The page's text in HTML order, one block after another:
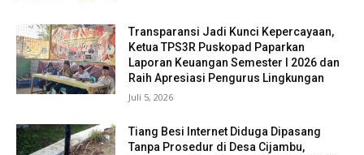
Transparansi Jadi Kunci Kepercayaan,
Ketua TPS3R Puskopad Paparkan
Laporan Keuangan Semester I 2026 dan
Raih Apresiasi Pengurus Lingkungan
Juli 5, 2026
Tiang Besi Internet Diduga Dipasang
Tanpa Prosedur di Desa Cijambu,